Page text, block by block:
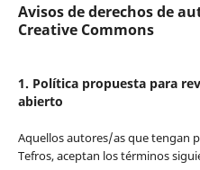
Avisos de derechos de
Creative Commons
1. Política propuesta para
abierto
Aquellos autores/as que tengan
Tefros, aceptan los términos